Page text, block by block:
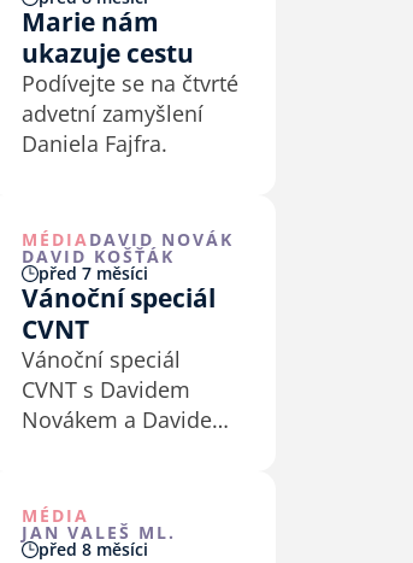
Marie nám
ukazuje cestu
Podívejte se na čtvrté
advetní zamyšlení
Daniela Fajfra.
MÉDIADAVID NOVÁK
DAVID KOŠŤÁK
před 7 měsíci
Vánoční speciál
CVNT
Vánoční speciál
CVNT s Davidem
Novákem a Davidem
MÉDIA
JAN VALEŠ ML.
před 8 měsíci